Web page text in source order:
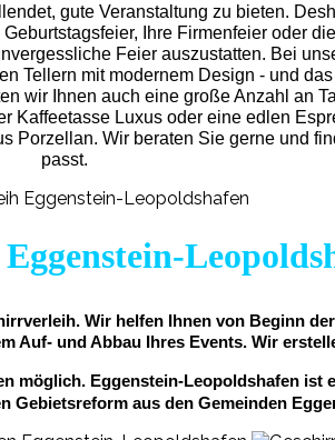
gute Veranstaltung zu bieten.
Ihre Firmenfeier oder
liche Feier auszustatten. Bei
Tellern mit modernem Design - und
wir Ihnen auch eine große Anzahl an
Luxus oder eine edlen
Wir beraten Sie gerne und
passt.
Wir helfen Ihnen von Beginn
Auf- und Abbau Ihres Events. Wir
möglich. Eggenstein-Leopoldshafen ist
Gebietsreform aus den Gemeinden